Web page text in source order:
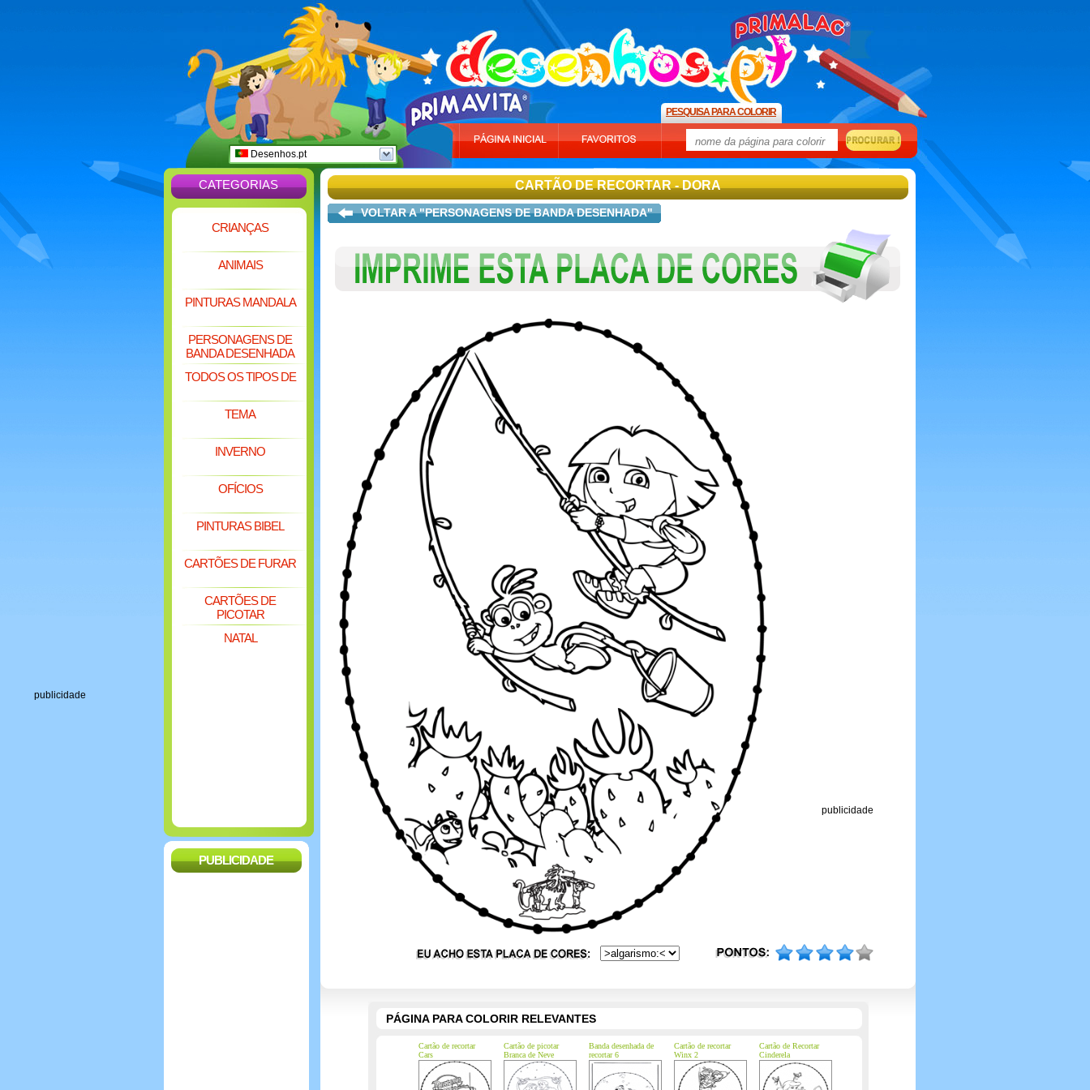
publicidade
Desenhos.pt
PESQUISA PARA COLORIR
CATEGORIAS
CRIANÇAS
ANIMAIS
PINTURAS MANDALA
PERSONAGENS DE
BANDA DESENHADA
TODOS OS TIPOS DE
TEMA
INVERNO
OFÍCIOS
PINTURAS BIBEL
CARTÕES DE FURAR
CARTÕES DE
PICOTAR
NATAL
PUBLICIDADE
CARTÃO DE RECORTAR - DORA
VOLTAR A "PERSONAGENS DE BANDA DESENHADA"
publicidade
PÁGINA PARA COLORIR RELEVANTES
Cartão de recortar
Cars
Cartão de picotar
Branca de Neve
Banda desenhada de
recortar 6
Cartão de recortar
Winx 2
Cartão de Recortar
Cinderela